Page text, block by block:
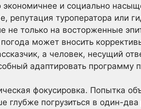
экономичнее и социально
репутация туроператора или
не только на восторженные
может вносить
а человек, несущий
адаптировать программу
фокусировка. Попытка
глубже погрузиться в один-